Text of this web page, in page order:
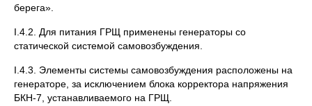
берега».
I.4.2. Для питания ГРЩ применены генераторы со
статической системой самовозбуждения.
I.4.3. Элементы системы самовозбуждения расположены на
генераторе, за исключением блока корректора напряжения
БКН-7, устанавливаемого на ГРЩ.